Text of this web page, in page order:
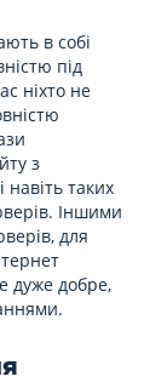
в собі
під
ніхто не
з
таких
Іншими
для
дуже добре,